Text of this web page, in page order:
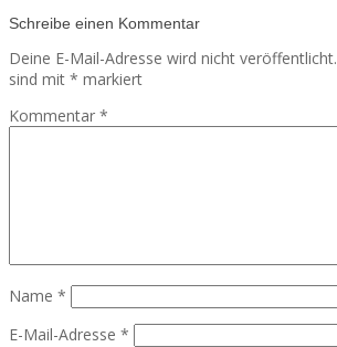
Schreibe einen Kommentar
Deine E-Mail-Adresse wird nicht veröffentlicht.
sind mit * markiert
Kommentar *
Name *
E-Mail-Adresse *